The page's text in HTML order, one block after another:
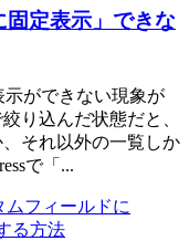
固定表示」できな
示ができない現象が
り込んだ状態だと、
それ以外の一覧しか
で「...